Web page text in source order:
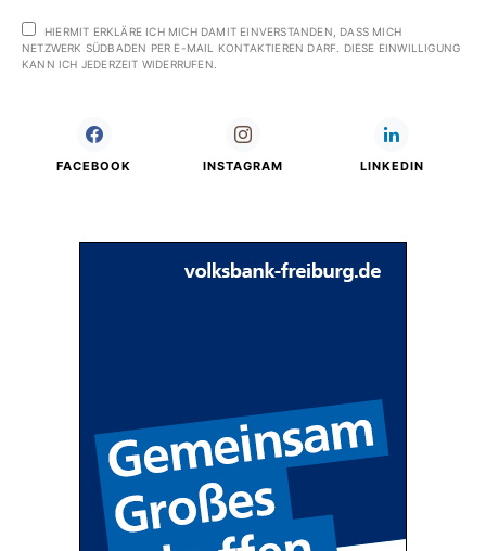
HIERMIT ERKLÄRE ICH MICH DAMIT EINVERSTANDEN, DASS MICH
NETZWERK SÜDBADEN PER E-MAIL KONTAKTIEREN DARF. DIESE EINWILLIGUNG
KANN ICH JEDERZEIT WIDERRUFEN.
FACEBOOK INSTAGRAM LINKEDIN